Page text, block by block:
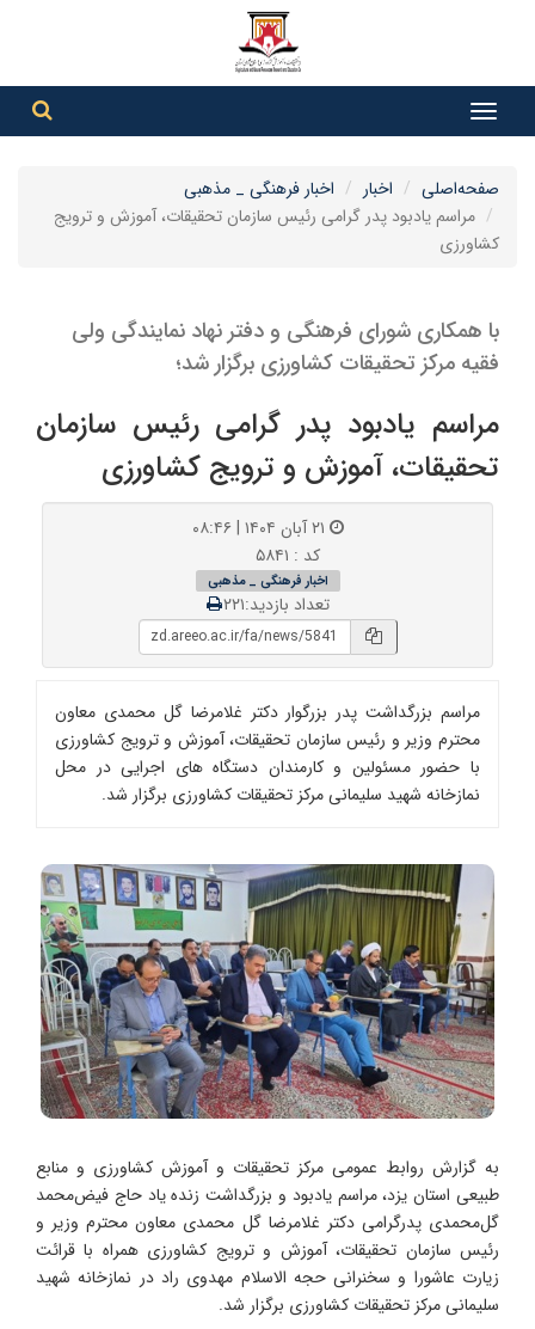
صفحه‌اصلی اخبار
اخبار فرهنگی _ مذهبی
مراسم یادبود پدر گرامی رئیس سازمان تحقیقات، آموزش و ترویج
کشاورزی
با همکاری شورای فرهنگی و دفتر نهاد نمایندگی ولی
فقیه مرکز تحقیقات کشاورزی برگزار شد؛
مراسم یادبود پدر گرامی رئیس سازمان
تحقیقات، آموزش و ترویج کشاورزی
کد : ۵۸۴۱
اخبار فرهنگی _ مذهبی
تعداد بازدید:۲۲۱
مراسم بزرگداشت پدر بزرگوار دکتر غلامرضا گل محمدی معاون
محترم وزیر و رئیس سازمان تحقیقات، آموزش و ترویج کشاورزی
با حضور مسئولین و کارمندان دستگاه های اجرایی در محل
نمازخانه شهید سلیمانی مرکز تحقیقات کشاورزی برگزار شد.
به گزارش روابط عمومی مرکز تحقیقات و آموزش کشاورزی و منابع
طبیعی استان یزد، مراسم یادبود و بزرگداشت زنده یاد حاج فیض‌محمد
گل‌محمدی پدرگرامی دکتر غلامرضا گل محمدی معاون محترم وزیر و
رئیس سازمان تحقیقات، آموزش و ترویج کشاورزی همراه با قرائت
زیارت عاشورا و سخنرانی حجه الاسلام مهدوی راد در نمازخانه شهید
سلیمانی مرکز تحقیقات کشاورزی برگزار شد.